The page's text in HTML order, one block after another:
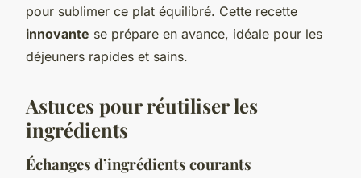
pour sublimer ce plat équilibré. Cette recette
innovante se prépare en avance, idéale pour les
déjeuners rapides et sains.
Astuces pour réutiliser les
ingrédients
Échanges d’ingrédients courants